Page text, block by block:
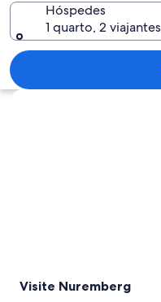
Hóspedes
1 quarto, 2 viajantes
Explorar mapa
Visite Nuremberg